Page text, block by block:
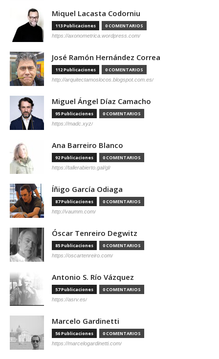
Miquel Lacasta Codorniu
113 Publicaciones 0 COMENTARIOS
https://axonometrica.wordpress.com/
José Ramón Hernández Correa
112 Publicaciones 0 COMENTARIOS
http://arquitectamoslocos.blogspot.com.es/
Miguel Ángel Díaz Camacho
95 Publicaciones 0 COMENTARIOS
https://madc.xyz/
Ana Barreiro Blanco
92 Publicaciones 0 COMENTARIOS
https://tallerabierto.gal/gl/
Íñigo García Odiaga
87 Publicaciones 0 COMENTARIOS
http://vaumm.com/
Óscar Tenreiro Degwitz
85 Publicaciones 0 COMENTARIOS
https://oscartenreiro.com/
Antonio S. Río Vázquez
57 Publicaciones 0 COMENTARIOS
https://asrv.es/
Marcelo Gardinetti
56 Publicaciones 0 COMENTARIOS
https://marcelogardinetti.com/